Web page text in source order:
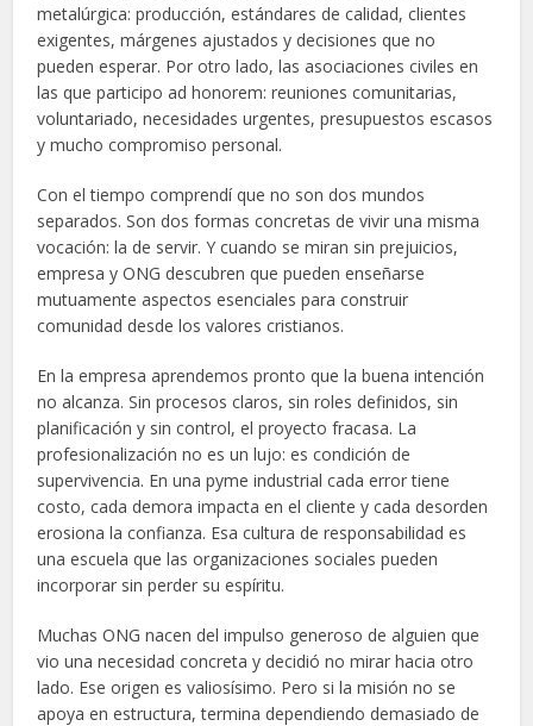
metalúrgica: producción, estándares de calidad, clientes
exigentes, márgenes ajustados y decisiones que no
pueden esperar. Por otro lado, las asociaciones civiles en
las que participo ad honorem: reuniones comunitarias,
voluntariado, necesidades urgentes, presupuestos escasos
y mucho compromiso personal.
Con el tiempo comprendí que no son dos mundos
separados. Son dos formas concretas de vivir una misma
vocación: la de servir. Y cuando se miran sin prejuicios,
empresa y ONG descubren que pueden enseñarse
mutuamente aspectos esenciales para construir
comunidad desde los valores cristianos.
En la empresa aprendemos pronto que la buena intención
no alcanza. Sin procesos claros, sin roles definidos, sin
planificación y sin control, el proyecto fracasa. La
profesionalización no es un lujo: es condición de
supervivencia. En una pyme industrial cada error tiene
costo, cada demora impacta en el cliente y cada desorden
erosiona la confianza. Esa cultura de responsabilidad es
una escuela que las organizaciones sociales pueden
incorporar sin perder su espíritu.
Muchas ONG nacen del impulso generoso de alguien que
vio una necesidad concreta y decidió no mirar hacia otro
lado. Ese origen es valiosísimo. Pero si la misión no se
apoya en estructura, termina dependiendo demasiado de